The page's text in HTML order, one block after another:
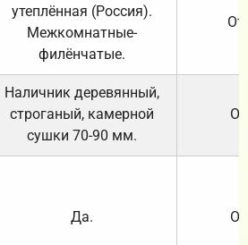
утеплённая (Россия).
Межкомнатные-
филёнчатые.
Наличник деревянный,
строганый, камерной
сушки 70-90 мм.
Да.